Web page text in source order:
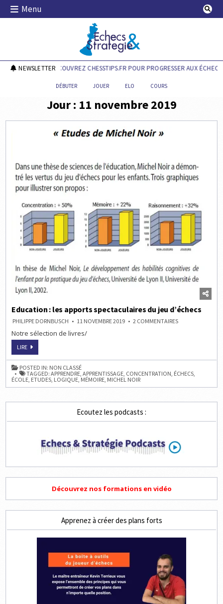
Skip
Menu
Echecs & Stratégie
NEWSLETTERDÉCOUVREZ CHESSTIPS.FR POUR PROGRESSER AUX ÉCHECS !
DÉBUTER JOUER ELO COURS
Jour : 11 novembre 2019
Education : les apports spectaculaires du jeu d’échecs
PHILIPPE DORNBUSCH 11 NOVEMBRE 2019 2 COMMENTAIRESSUR
JEU
Notre sélection de livres/
LIREEDUCATION
LES
APPORTS
SPECTACULAIRES
DU
JEU
D’ÉCHECS
POSTED IN: NON CLASSÉ
TAGGED:APPRENDRE,APPRENTISSAGE, CONCENTRATION, ÉCHECS,
ÉCOLE, ETUDES, LOGIQUE, MÉMOIRE, MICHEL NOIR
Ecoutez les podcasts :
Découvrez nos formations en vidéo
Apprenez à créer des plans forts